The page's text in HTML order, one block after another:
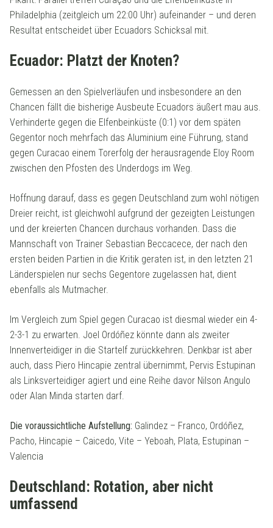
Philadelphia (zeitgleich um 22:00 Uhr) aufeinander – und deren
Resultat entscheidet über Ecuadors Schicksal mit.
Ecuador: Platzt der Knoten?
Gemessen an den Spielverläufen und insbesondere an den
Chancen fällt die bisherige Ausbeute Ecuadors äußert mau aus.
Verhinderte gegen die Elfenbeinküste (0:1) vor dem späten
Gegentor noch mehrfach das Aluminium eine Führung, stand
gegen Curacao einem Torerfolg der herausragende Eloy Room
zwischen den Pfosten des Underdogs im Weg.
Hoffnung darauf, dass es gegen Deutschland zum wohl nötigen
Dreier reicht, ist gleichwohl aufgrund der gezeigten Leistungen
und der kreierten Chancen durchaus vorhanden. Dass die
Mannschaft von Trainer Sebastian Beccacece, der nach den
ersten beiden Partien in die Kritik geraten ist, in den letzten 21
Länderspielen nur sechs Gegentore zugelassen hat, dient
ebenfalls als Mutmacher.
Im Vergleich zum Spiel gegen Curacao ist diesmal wieder ein 4-
2-3-1 zu erwarten. Joel Ordóñez könnte dann als zweiter
Innenverteidiger in die Startelf zurückkehren. Denkbar ist aber
auch, dass Piero Hincapie zentral übernimmt, Pervis Estupinan
als Linksverteidiger agiert und eine Reihe davor Nilson Angulo
oder Alan Minda starten darf.
Die voraussichtliche Aufstellung: Galindez – Franco, Ordóñez,
Pacho, Hincapie – Caicedo, Vite – Yeboah, Plata, Estupinan –
Valencia
Deutschland: Rotation, aber nicht
umfassend